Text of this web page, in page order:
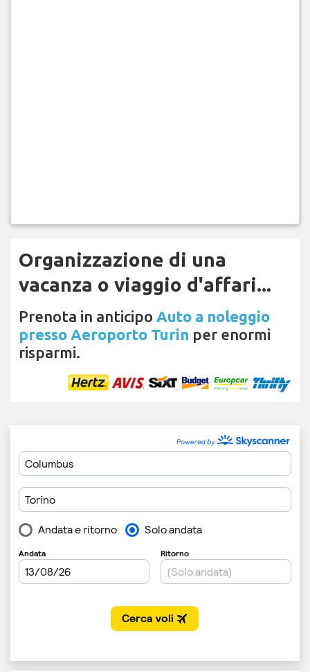
Organizzazione di una
vacanza o viaggio d'affari...
Prenota in anticipo Auto a noleggio
presso Aeroporto Turin per enormi
risparmi.